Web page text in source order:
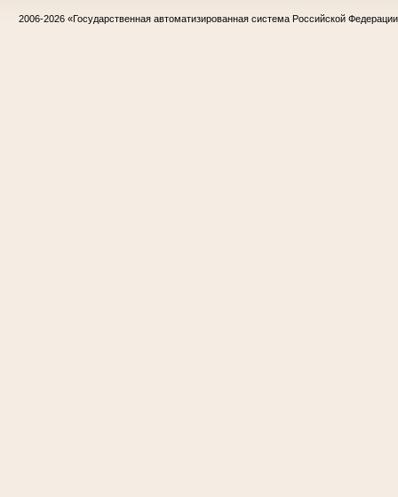
2006-2026 «Государственная автоматизированная система Российской